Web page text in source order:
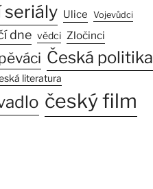
Ulice Vojevůdci
dne vědci Zločinci
Česká politika
literatura
český film